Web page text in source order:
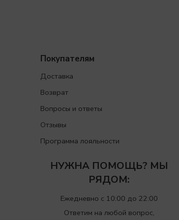
Покупателям
Доставка
Возврат
Вопросы и ответы
Отзывы
Программа лояльности
НУЖНА ПОМОЩЬ? МЫ
РЯДОМ:
Ежедневно с 10:00 до 22:00
Ответим на любой вопрос,